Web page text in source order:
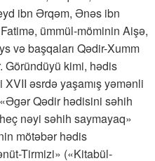
ibn Ərqəm, Ənəs ibn
ümmül-möminin Aişə,
və başqaları Qədir-Xumm
Göründüyü kimi, hədis
əsrdə yaşamış yəmənli
Qədir hədisini səhih
nəyi səhih saymayaq»
mötəbər hədis
Tirmizi» («Kitabül-